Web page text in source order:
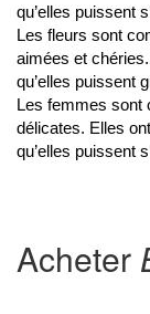
qu’elles puissent
Les fleurs sont
aimées et
qu’elles puissent
Les femmes sont
délicates. Elles
qu’elles puissent
Acheter